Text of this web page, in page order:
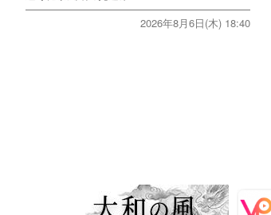
2026年8月6日(木) 18:40